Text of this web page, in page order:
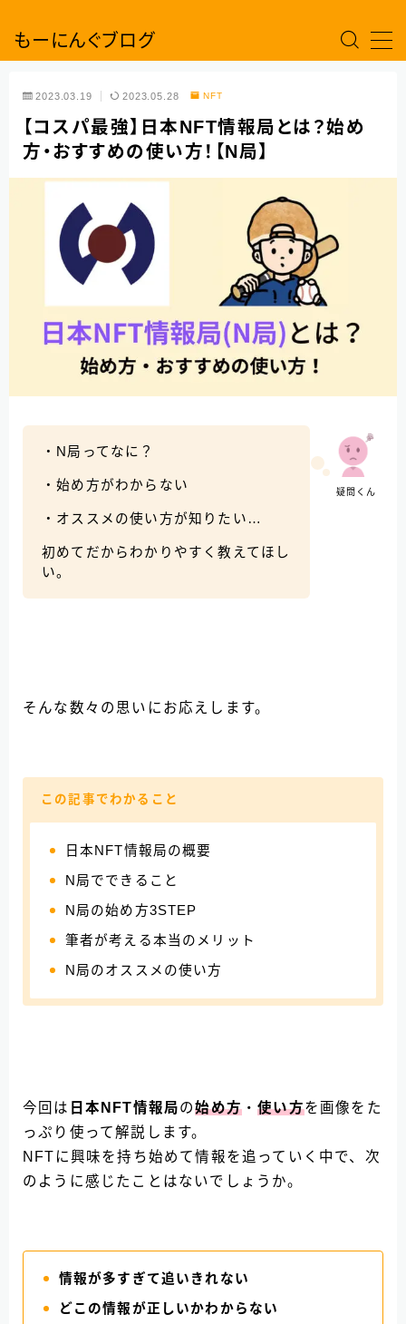
もーにんぐブログ
MENU
web3
2023.03.19 2023.05.28 NFT
【コスパ最強】日本NFT情報局とは？始め
方・おすすめの使い方！【N局】
疑問くん
・N局ってなに？
・始め方がわからない
・オススメの使い方が知りたい…
初めてだからわかりやすく教えてほし
い。
そんな数々の思いにお応えします。
この記事でわかること
日本NFT情報局の概要
N局でできること
N局の始め方3STEP
筆者が考える本当のメリット
N局のオススメの使い方
今回は 日本NFT情報局の始め方 ・使い方を画像をた
っぷり使って解説します。
NFTに興味を持ち始めて情報を追っていく中で、次
のように感じたことはないでしょうか。
情報が多すぎて追いきれない
どこの情報が正しいかわからない